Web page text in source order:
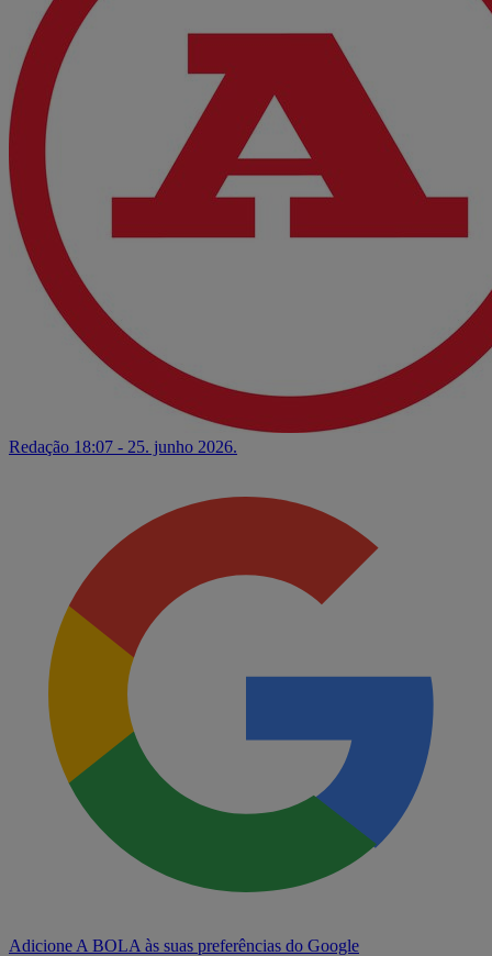
Redação 18:07 - 25. junho 2026.
Adicione A BOLA às suas preferências do Google